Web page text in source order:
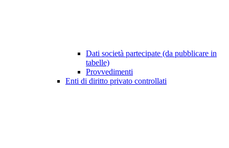
Dati società partecipate (da pubblicare in
tabelle)
Provvedimenti
Enti di diritto privato controllati